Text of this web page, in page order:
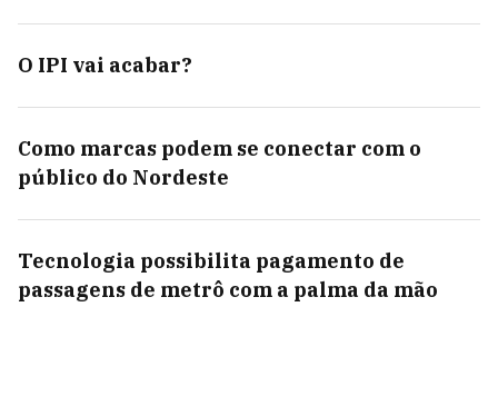
O IPI vai acabar?
Como marcas podem se conectar com o
público do Nordeste
Tecnologia possibilita pagamento de
passagens de metrô com a palma da mão